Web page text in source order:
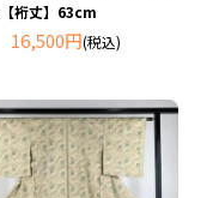
裄丈】63cm
16,500円(税込)